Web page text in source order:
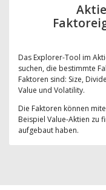
Das Explorer-Tool im
suchen, die bestimmte
Faktoren sind: Size,
Value und Volatility.
Die Faktoren können
Beispiel Value-Aktien zu
aufgebaut haben.